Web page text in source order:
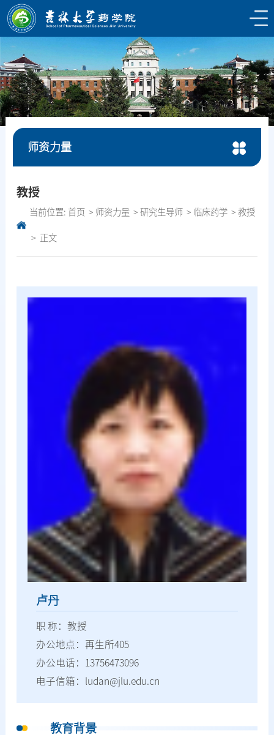
师资力量
教授
当前位置: 首页 师资力量 研究生导师 临床药学 教授
正文
卢丹
职 称：教授
办公地点：再生所405
办公电话：13756473096
电子信箱：ludan@jlu.edu.cn
教育背景